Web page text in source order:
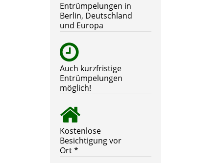
Entrümpelungen in
Berlin, Deutschland
und Europa
Auch kurzfristige
Entrümpelungen
möglich!
Kostenlose
Besichtigung vor
Ort *